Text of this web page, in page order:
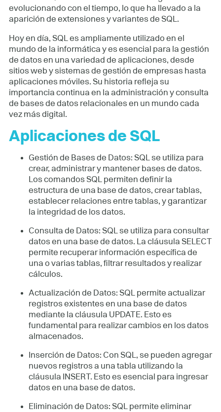
evolucionando con el tiempo, lo que ha llevado a la
aparición de extensiones y variantes de SQL.
Hoy en día, SQL es ampliamente utilizado en el
mundo de la informática y es esencial para la gestión
de datos en una variedad de aplicaciones, desde
sitios web y sistemas de gestión de empresas hasta
aplicaciones móviles. Su historia refleja su
importancia continua en la administración y consulta
de bases de datos relacionales en un mundo cada
vez más digital.
Aplicaciones de SQL
Gestión de Bases de Datos: SQL se utiliza para
crear, administrar y mantener bases de datos.
Los comandos SQL permiten definir la
estructura de una base de datos, crear tablas,
establecer relaciones entre tablas, y garantizar
la integridad de los datos.
Consulta de Datos: SQL se utiliza para consultar
datos en una base de datos. La cláusula SELECT
permite recuperar información específica de
una o varias tablas, filtrar resultados y realizar
cálculos.
Actualización de Datos: SQL permite actualizar
registros existentes en una base de datos
mediante la cláusula UPDATE. Esto es
fundamental para realizar cambios en los datos
almacenados.
Inserción de Datos: Con SQL, se pueden agregar
nuevos registros a una tabla utilizando la
cláusula INSERT. Esto es esencial para ingresar
datos en una base de datos.
Eliminación de Datos: SQL permite eliminar